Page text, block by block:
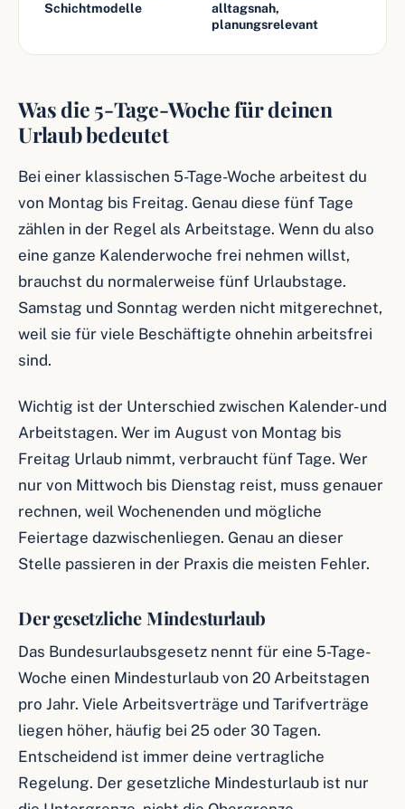
Schichtmodelle
alltagsnah,
planungsrelevant
Was die 5-Tage-Woche für deinen
Urlaub bedeutet
Bei einer klassischen 5-Tage-Woche arbeitest du
von Montag bis Freitag. Genau diese fünf Tage
zählen in der Regel als Arbeitstage. Wenn du also
eine ganze Kalenderwoche frei nehmen willst,
brauchst du normalerweise fünf Urlaubstage.
Samstag und Sonntag werden nicht mitgerechnet,
weil sie für viele Beschäftigte ohnehin arbeitsfrei
sind.
Wichtig ist der Unterschied zwischen Kalender- und
Arbeitstagen. Wer im August von Montag bis
Freitag Urlaub nimmt, verbraucht fünf Tage. Wer
nur von Mittwoch bis Dienstag reist, muss genauer
rechnen, weil Wochenenden und mögliche
Feiertage dazwischenliegen. Genau an dieser
Stelle passieren in der Praxis die meisten Fehler.
Der gesetzliche Mindesturlaub
Das Bundesurlaubsgesetz nennt für eine 5-Tage-
Woche einen Mindesturlaub von 20 Arbeitstagen
pro Jahr. Viele Arbeitsverträge und Tarifverträge
liegen höher, häufig bei 25 oder 30 Tagen.
Entscheidend ist immer deine vertragliche
Regelung. Der gesetzliche Mindesturlaub ist nur